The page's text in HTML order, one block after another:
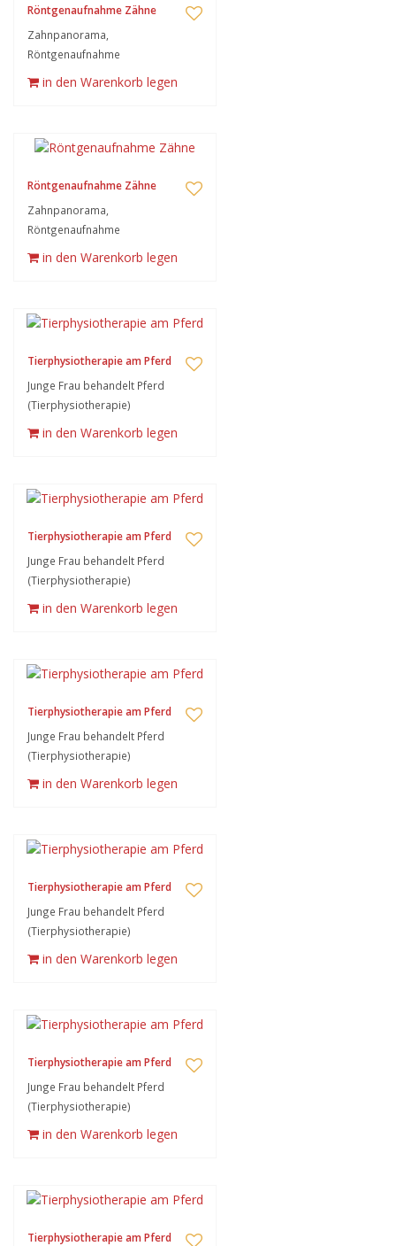
Röntgenaufnahme Zähne
Zahnpanorama,
Röntgenaufnahme
in den Warenkorb legen
Röntgenaufnahme Zähne
Zahnpanorama,
Röntgenaufnahme
in den Warenkorb legen
Tierphysiotherapie am Pferd
Junge Frau behandelt Pferd
(Tierphysiotherapie)
in den Warenkorb legen
Tierphysiotherapie am Pferd
Junge Frau behandelt Pferd
(Tierphysiotherapie)
in den Warenkorb legen
Tierphysiotherapie am Pferd
Junge Frau behandelt Pferd
(Tierphysiotherapie)
in den Warenkorb legen
Tierphysiotherapie am Pferd
Junge Frau behandelt Pferd
(Tierphysiotherapie)
in den Warenkorb legen
Tierphysiotherapie am Pferd
Junge Frau behandelt Pferd
(Tierphysiotherapie)
in den Warenkorb legen
Tierphysiotherapie am Pferd